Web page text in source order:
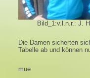
Bild_1:v.l.n.r.: J.
Die Damen sicherten
Tabelle ab und können
mue